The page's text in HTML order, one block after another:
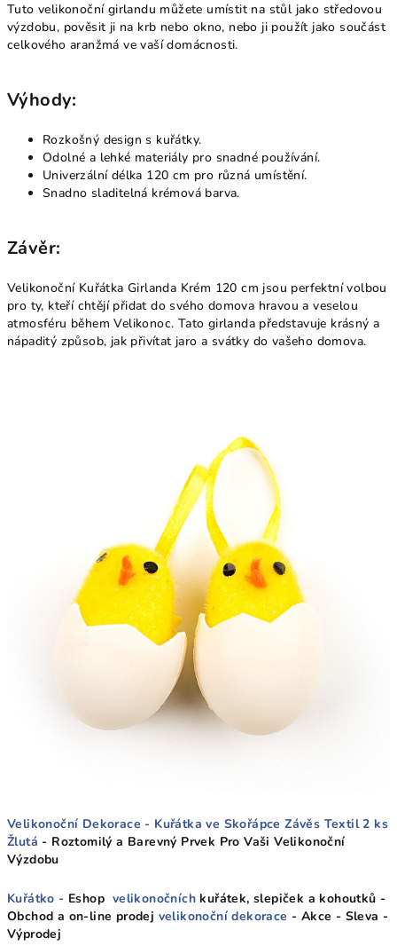
Tuto velikonoční girlandu můžete umístit na stůl jako středovou
výzdobu, pověsit ji na krb nebo okno, nebo ji použít jako součást
celkového aranžmá ve vaší domácnosti.
Výhody:
Rozkošný design s kuřátky.
Odolné a lehké materiály pro snadné používání.
Univerzální délka 120 cm pro různá umístění.
Snadno sladitelná krémová barva.
Závěr:
Velikonoční Kuřátka Girlanda Krém 120 cm jsou perfektní volbou
pro ty, kteří chtějí přidat do svého domova hravou a veselou
atmosféru během Velikonoc. Tato girlanda představuje krásný a
nápaditý způsob, jak přivítat jaro a svátky do vašeho domova.
Velikonoční Dekorace - Kuřátka ve Skořápce Závěs Textil 2 ks
Žlutá - Roztomilý a Barevný Prvek Pro Vaši Velikonoční
Výzdobu
Kuřátko - Eshop velikonočních kuřátek, slepiček a kohoutků -
Obchod a on-line prodej velikonoční dekorace - Akce - Sleva -
Výprodej